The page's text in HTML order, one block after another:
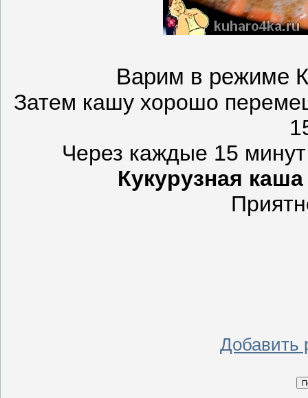
Варим в режиме
Затем кашу хорошо
Через каждые 15
Кукурузная
Добавить